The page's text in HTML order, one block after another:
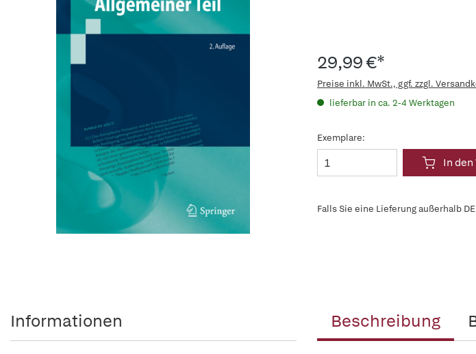
29,99 €*
Preise inkl. MwSt., ggf. zzgl.
lieferbar in ca. 2-4 Werktagen
Exemplare:
In
Falls Sie eine Lieferung außerhalb
Beschreibung
Informationen